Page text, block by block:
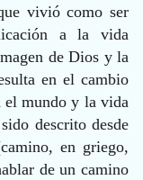
vivió como ser
a la vida
de Dios y la
en el cambio
el mundo y la vida
descrito desde
en griego,
de un camino